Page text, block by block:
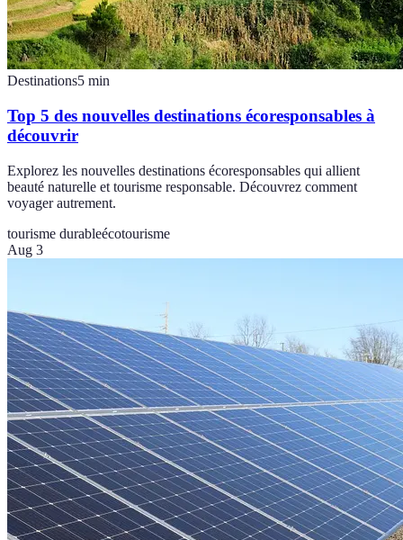
Destinations5 min
Top 5 des nouvelles destinations écoresponsables à
découvrir
Explorez les nouvelles destinations écoresponsables qui allient
beauté naturelle et tourisme responsable. Découvrez comment
voyager autrement.
tourisme durableécotourisme
Aug 3